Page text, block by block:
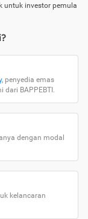
untuk investor pemula
, penyedia emas
dari BAPPEBTI.
dengan modal
kelancaran